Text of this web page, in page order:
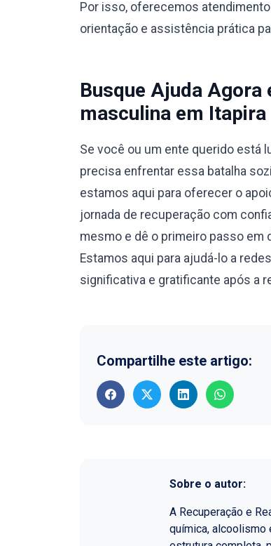
Por isso, oferecemos
orientação e assistência prática
Busque Ajuda
masculina em Itapira
Se você ou um ente querido está
precisa enfrentar essa batalha
estamos aqui para oferecer o
jornada de recuperação com
mesmo e dê o primeiro passo em
Estamos aqui para ajudá-lo a
significativa e gratificante após a
Compartilhe este artigo:
Sobre o autor:
A Recuperação e
química, alcoolismo